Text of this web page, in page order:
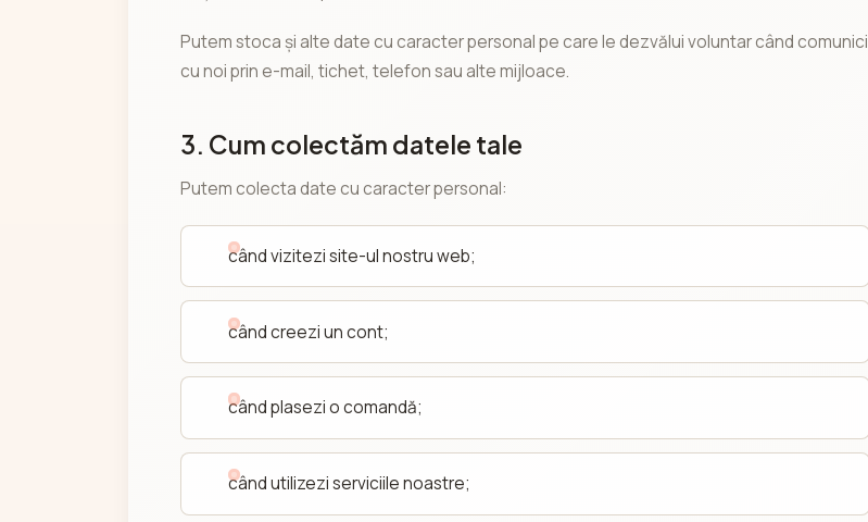
Putem stoca și alte date cu caracter personal pe care le dezvălui voluntar când comunici
cu noi prin e-mail, tichet, telefon sau alte mijloace.
3. Cum colectăm datele tale
Putem colecta date cu caracter personal:
când vizitezi site-ul nostru web;
când creezi un cont;
când plasezi o comandă;
când utilizezi serviciile noastre;